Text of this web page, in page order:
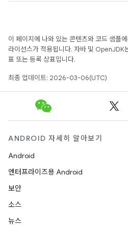
이 페이지에 나와 있는 콘텐츠와 코드 샘플
라이선스가 적용됩니다. 자바 및
표 또는 등록 상표입니다.
최종 업데이트: 2026-03-06(UTC)
ANDROID 자세히 알아보기
Android
엔터프라이즈용 Android
보안
소스
뉴스